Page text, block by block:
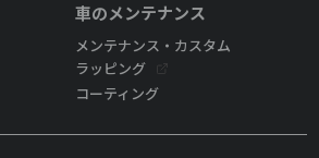
車のメンテナンス
メンテナンス・カスタム
ラッピング
コーティング